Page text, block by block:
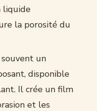
liquide
la porosité du
souvent un
disponible
Il crée un film
et les